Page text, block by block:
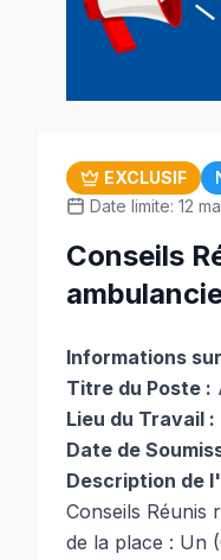
EXCLUSIF
Date limite: 12
Conseils
Informations
Titre du Poste :
Lieu du Travail :
Date de
Description de
Conseils Réunis
de la place : Un